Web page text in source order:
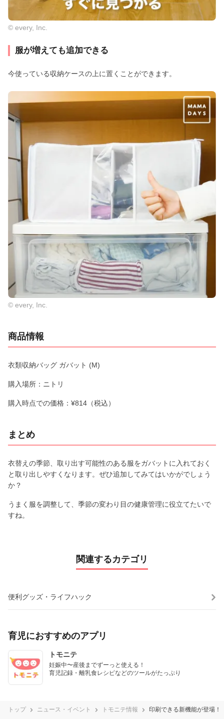
© every, Inc.
服が増えても追加できる
今使っている収納ケースの上に置くことができます。
© every, Inc.
商品情報
衣類収納バッグ ガバット (M)
購入場所：ニトリ
購入時点での価格：¥814（税込）
まとめ
衣替えの季節、取り出す可能性のある服をガバットに入れておく
と取り出しやすくなります。ぜひ追加してみてはいかがでしょう
か？
うまく服を調整して、季節の変わり目の健康管理に役立てたいで
すね。
関連するカテゴリ
便利グッズ・ライフハック
育児におすすめのアプリ
トモニテ
妊娠中〜産後までずーっと使える！
育児記録・離乳食レシピなどのツールがたっぷり
トップ ニュース・イベント トモニテ情報 印刷できる新機能が登場